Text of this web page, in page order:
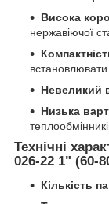
Висока
нержавіючої
встановлювати
Невеликий
Низька
Технічні
026-22 1" (60-
Кількість